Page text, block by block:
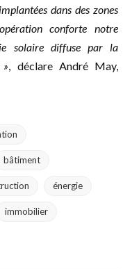
dans des zones
conforte notre
solaire diffuse par la
, déclare André May,
bâtiment
énergie
immobilier